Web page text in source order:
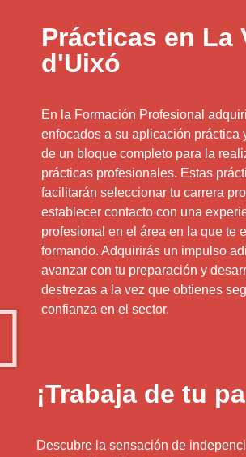
Prácticas en La
d'Uixó
En la Formación Profesional
enfocados a su aplicación práctica
de un bloque completo para la
prácticas profesionales. Estas
facilitarán seleccionar tu carrera
establecer contacto con una
profesional en el área en la que te
formando. Adquirirás un impulso
avanzar con tu preparación y
destrezas a la vez que obtienes
confianza en el sector.
¡Trabaja de tu
Descubre la sensación de